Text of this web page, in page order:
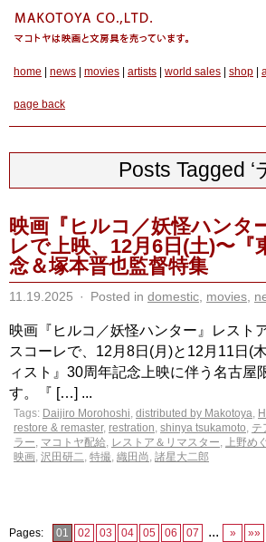
home news movies artists world sales shop
page back
Posts Tagged ‘
映画『ヒルコ／妖怪ハンタ
レで上映、12月6日(土)〜
念＆塚本晋也監督特集
11.19.2025 · Posted in domestic movies
映画『ヒルコ／妖怪ハンター』レスト
スコーレで、12月8日(月)と12月11日(
ィスト』30周年記念上映に伴う名古
す。『 […] ...
Tags: Daijiro Morohoshi, distributed by Makotoya,
restore & remaster, restration, shinya tsukamoto, テ
ラー, マコトヤ配給, レストア＆リマスター, 上野め
映画, 沢田研二, 特撮, 織田尚, 諸星大二郎
Pages: 01 02 03 04 05 06 07 ... » »»